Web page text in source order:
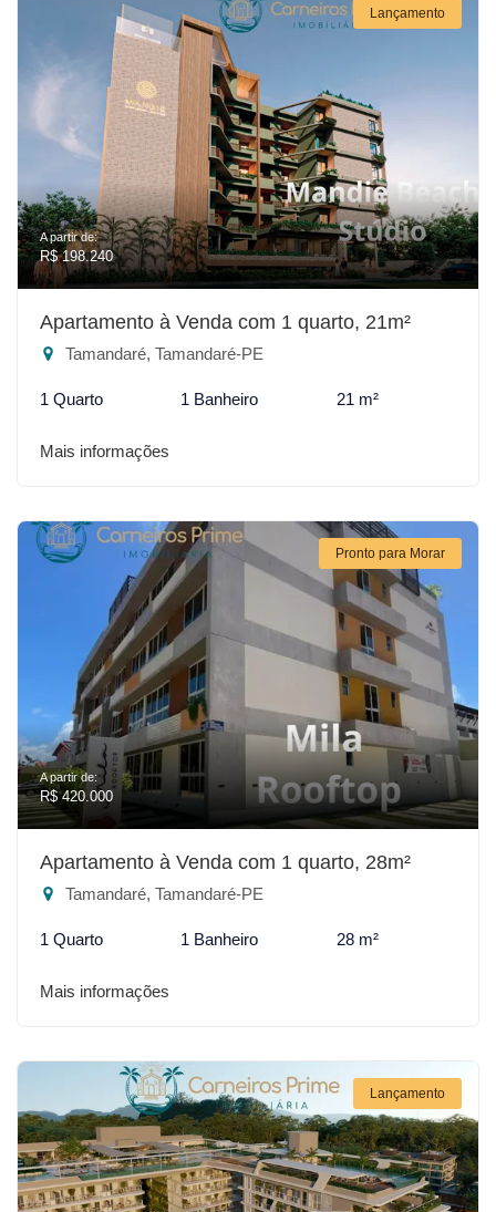
Lançamento
A partir de:
R$ 198.240
Apartamento à Venda com 1 quarto, 21m²
Tamandaré, Tamandaré-PE
1 Quarto 1 Banheiro 21 m²
Mais informações
Pronto para Morar
A partir de:
R$ 420.000
Apartamento à Venda com 1 quarto, 28m²
Tamandaré, Tamandaré-PE
1 Quarto 1 Banheiro 28 m²
Mais informações
Lançamento